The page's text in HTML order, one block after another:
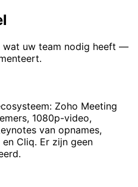
wat uw team nodig heeft —
Zoho Meeting
1080p-video,
van opnames,
Cliq. Er zijn geen